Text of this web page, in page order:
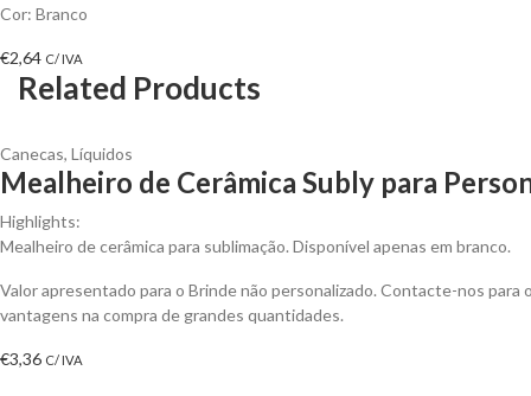
Cor: Branco
€2,64 C/ IVA
Related Products
Canecas, Líquidos
Mealheiro de Cerâmica Subly para
Highlights:
Mealheiro de cerâmica para sublimação. Disponível apenas em branco.
Valor apresentado para o Brinde não personalizado. Contacte-nos para
vantagens na compra de grandes quantidades.
€3,36 C/ IVA